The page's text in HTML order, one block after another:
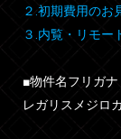
２.初期費用のお
３.内覧・リモー
■物件名フリガナ
レガリスメジロ